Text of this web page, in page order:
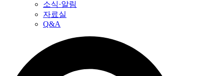
소식·알림
자료실
Q&A